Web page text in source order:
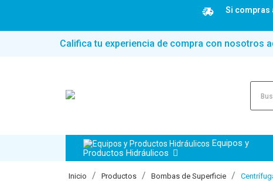
Si compras
Califica tu experiencia de compra con nosotros
Equipos y
Productos Hidráulicos
Inicio Productos Bombas de Superficie